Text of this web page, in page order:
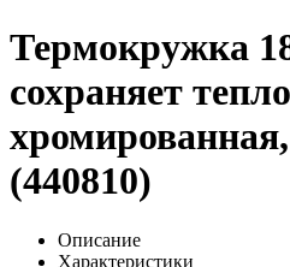
Термокружка
сохраняет
(440810)
Описание
Характеристики